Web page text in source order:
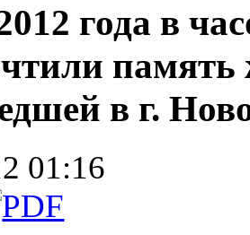
года в
память
в г.
01:16